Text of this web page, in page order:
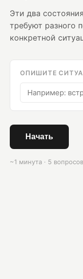
Эти два
требуют разного
конкретной
ОПИШИТЕ
Начать
~1 минута · 5 вопросов